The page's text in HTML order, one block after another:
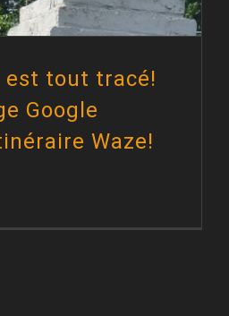
est tout tracé!
Google
Waze!